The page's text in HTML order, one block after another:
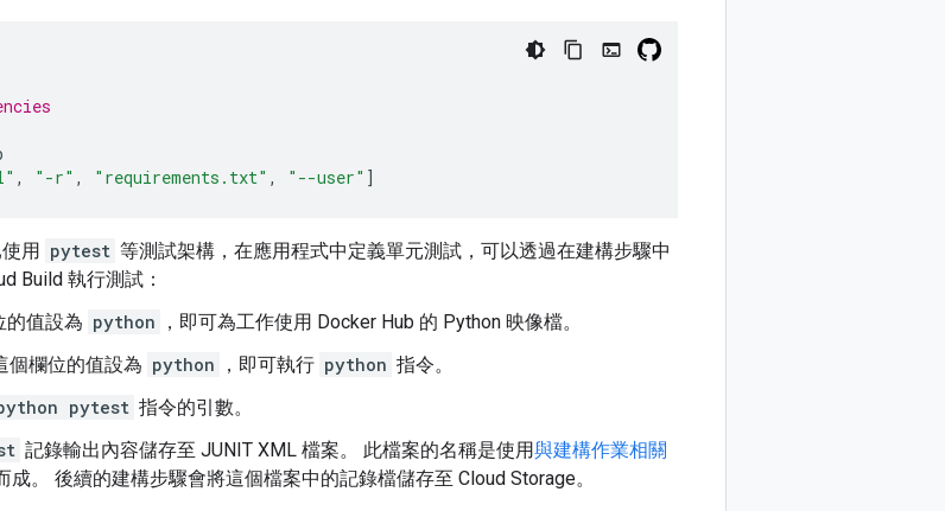
, "-r" , "requirements.txt" , "--user" ]
用 pytest 等測試架構，在應用程式中定義單元測試，可以透過在建構步驟中
Build 執行測試：
的值設為 python
，即可為工作使用 Docker Hub 的 Python 映像檔。
個欄位的值設為 python ，即可執行 python 指令。
pytest 指令的引數。
記錄輸出內容儲存至 JUNIT XML 檔案。 此檔案的名稱是使用與建構作業相關
成。 後續的建構步驟會將這個檔案中的記錄檔儲存至 Cloud Storage。